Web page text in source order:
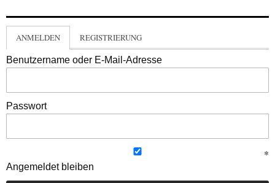
ANMELDEN REGISTRIERUNG
Benutzername oder E-Mail-Adresse
Passwort
Angemeldet bleiben